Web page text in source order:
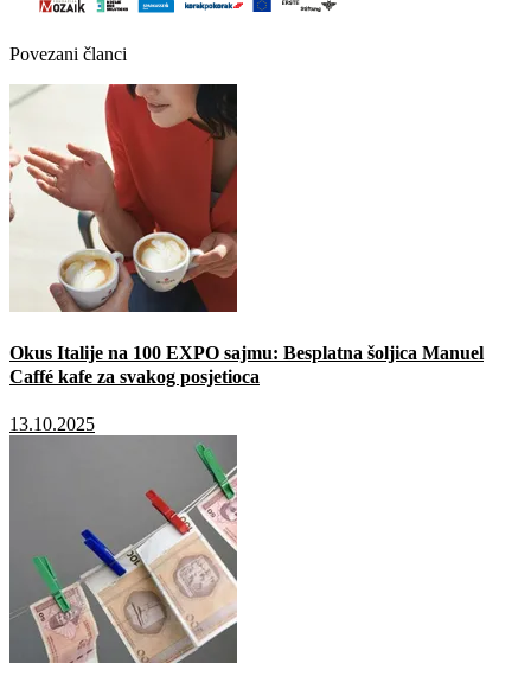
Povezani članci
Okus Italije na 100 EXPO sajmu: Besplatna šoljica Manuel
Caffé kafe za svakog posjetioca
13.10.2025